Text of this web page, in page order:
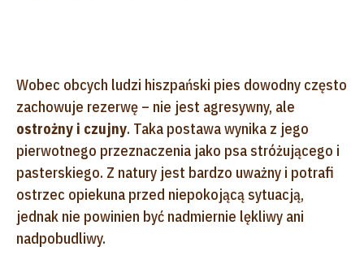
Wobec obcych ludzi hiszpański pies dowodny często
zachowuje rezerwę – nie jest agresywny, ale
ostrożny i czujny. Taka postawa wynika z jego
pierwotnego przeznaczenia jako psa stróżującego i
pasterskiego. Z natury jest bardzo uważny i potrafi
ostrzec opiekuna przed niepokojącą sytuacją,
jednak nie powinien być nadmiernie lękliwy ani
nadpobudliwy.